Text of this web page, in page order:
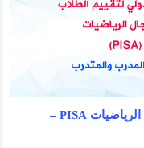
البرنامج الدولي لتقييم الطلاب في مجال الرياضيات PISA –